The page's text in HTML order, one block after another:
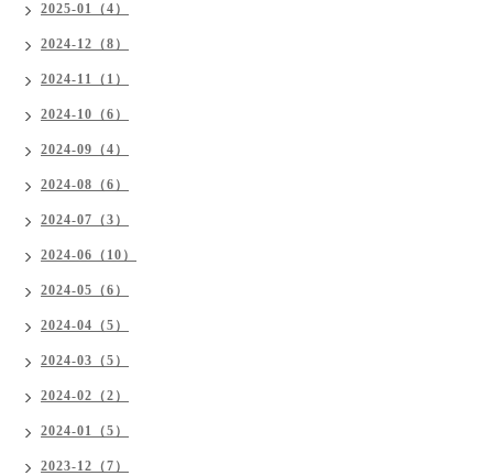
2025-01（4）
2024-12（8）
2024-11（1）
2024-10（6）
2024-09（4）
2024-08（6）
2024-07（3）
2024-06（10）
2024-05（6）
2024-04（5）
2024-03（5）
2024-02（2）
2024-01（5）
2023-12（7）